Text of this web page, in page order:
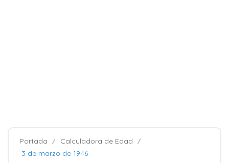
Portada
Calculadora de Edad
3 de marzo de 1946